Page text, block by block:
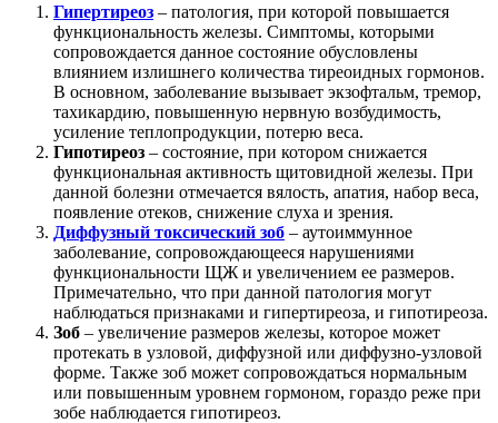
Гипертиреоз – патология, при которой повышается
функциональность железы. Симптомы, которыми
сопровождается данное состояние обусловлены
влиянием излишнего количества тиреоидных гормонов.
В основном, заболевание вызывает экзофтальм, тремор,
тахикардию, повышенную нервную возбудимость,
усиление теплопродукции, потерю веса.
Гипотиреоз – состояние, при котором снижается
функциональная активность щитовидной железы. При
данной болезни отмечается вялость, апатия, набор веса,
появление отеков, снижение слуха и зрения.
Диффузный токсический зоб – аутоиммунное
заболевание, сопровождающееся нарушениями
функциональности ЩЖ и увеличением ее размеров.
Примечательно, что при данной патология могут
наблюдаться признаками и гипертиреоза, и гипотиреоза.
Зоб – увеличение размеров железы, которое может
протекать в узловой, диффузной или диффузно-узловой
форме. Также зоб может сопровождаться нормальным
или повышенным уровнем гормоном, гораздо реже при
зобе наблюдается гипотиреоз.